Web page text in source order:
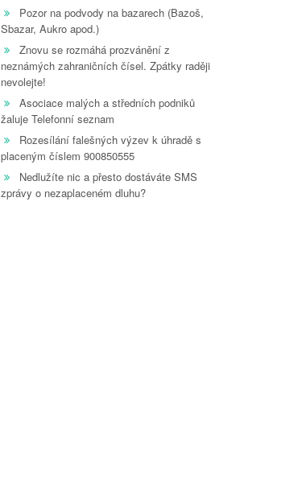
Pozor na podvody na bazarech (Bazoš,
Sbazar, Aukro apod.)
Znovu se rozmáhá prozvánění z
neznámých zahraničních čísel. Zpátky raději
nevolejte!
Asociace malých a středních podniků
žaluje Telefonní seznam
Rozesílání falešných výzev k úhradě s
placeným číslem 900850555
Nedlužíte nic a přesto dostáváte SMS
zprávy o nezaplaceném dluhu?